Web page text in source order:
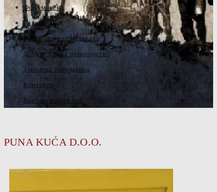
Форум жена
Галерија
Руководство синдиката
Документа за руководство
Законска регулатива
Контакти
Контактирајте нас
PUNA KUĆA D.O.O.